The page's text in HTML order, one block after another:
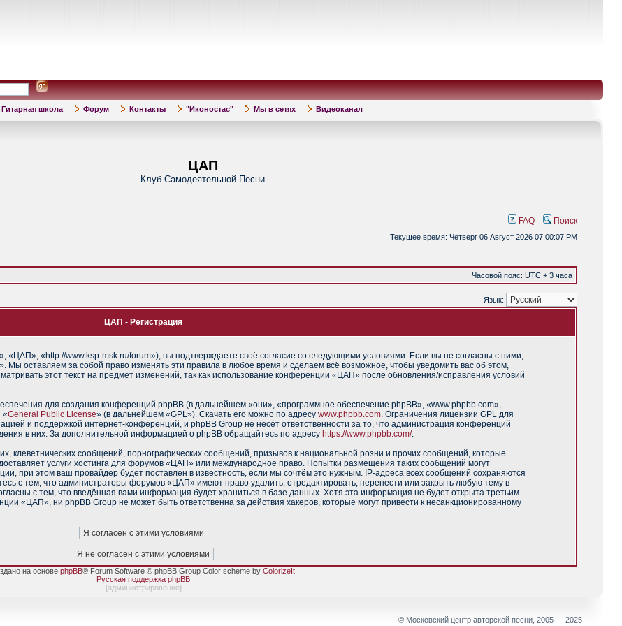
Гитарная школа Форум Контакты "Иконостас" Мы в сетях Видеоканал
ЦАП
Клуб Самодеятельной Песни
FAQ Поиск
Текущее время: Четверг 06 Август 2026 07:00:07 PM
Часовой пояс: UTC + 3 часа
Язык:
ЦАП - Регистрация
«http://www.ksp-msk.ru/forum»), вы подтверждаете своё согласие со следующими условиями. Если вы не согласны с ними,
оставляем за собой право изменять эти правила в любое время и сделаем всё возможное, чтобы уведомить вас об этом,
этот текст на предмет изменений, так как использование конференции «ЦАП» после обновления/исправления условий
для создания конференций phpBB (в дальнейшем «они», «программное обеспечение phpBB», «www.phpbb.com»,
«General Public License» (в дальнейшем «GPL»). Скачать его можно по адресу www.phpbb.com. Ограничения лицензии GPL для
и поддержкой интернет-конференций, и phpBB Group не несёт ответственности за то, что администрация конференций
в них. За дополнительной информацией о phpBB обращайтесь по адресу https://www.phpbb.com/.
клеветнических сообщений, порнографических сообщений, призывов к национальной розни и прочих сообщений, которые
услуги хостинга для форумов «ЦАП» или международное право. Попытки размещения таких сообщений могут
при этом ваш провайдер будет поставлен в известность, если мы сочтём это нужным. IP-адреса всех сообщений сохраняются
с тем, что администраторы форумов «ЦАП» имеют право удалить, отредактировать, перенести или закрыть любую тему в
с тем, что введённая вами информация будет храниться в базе данных. Хотя эта информация не будет открыта третьим
«ЦАП», ни phpBB Group не может быть ответственна за действия хакеров, которые могут привести к несанкционированному
на основе phpBB® Forum Software © phpBB Group Color scheme by ColorizeIt!
Русская поддержка phpBB
[администрирование]
© Московский центр авторской песни, 2005 — 2025